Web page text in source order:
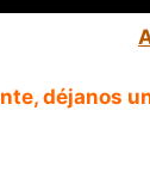
déjanos